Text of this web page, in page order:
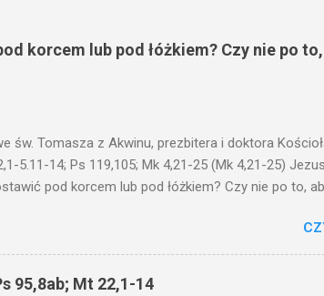
korcem lub pod łóżkiem? Czy nie po
św. Tomasza z Akwinu, prezbitera i doktora
5.11-14; Ps 119,105; Mk 4,21-25 (Mk 4,21-25)
pod korcem lub pod łóżkiem? Czy nie po to,
na to, czego słuchacie. Taką samą miarą, jaką wy
Bo kto ma, temu będzie dane; a kto nie ma,
Jezus kontynuuje przypowieści.... Czy po to
95,8ab; Mt 22,1-14